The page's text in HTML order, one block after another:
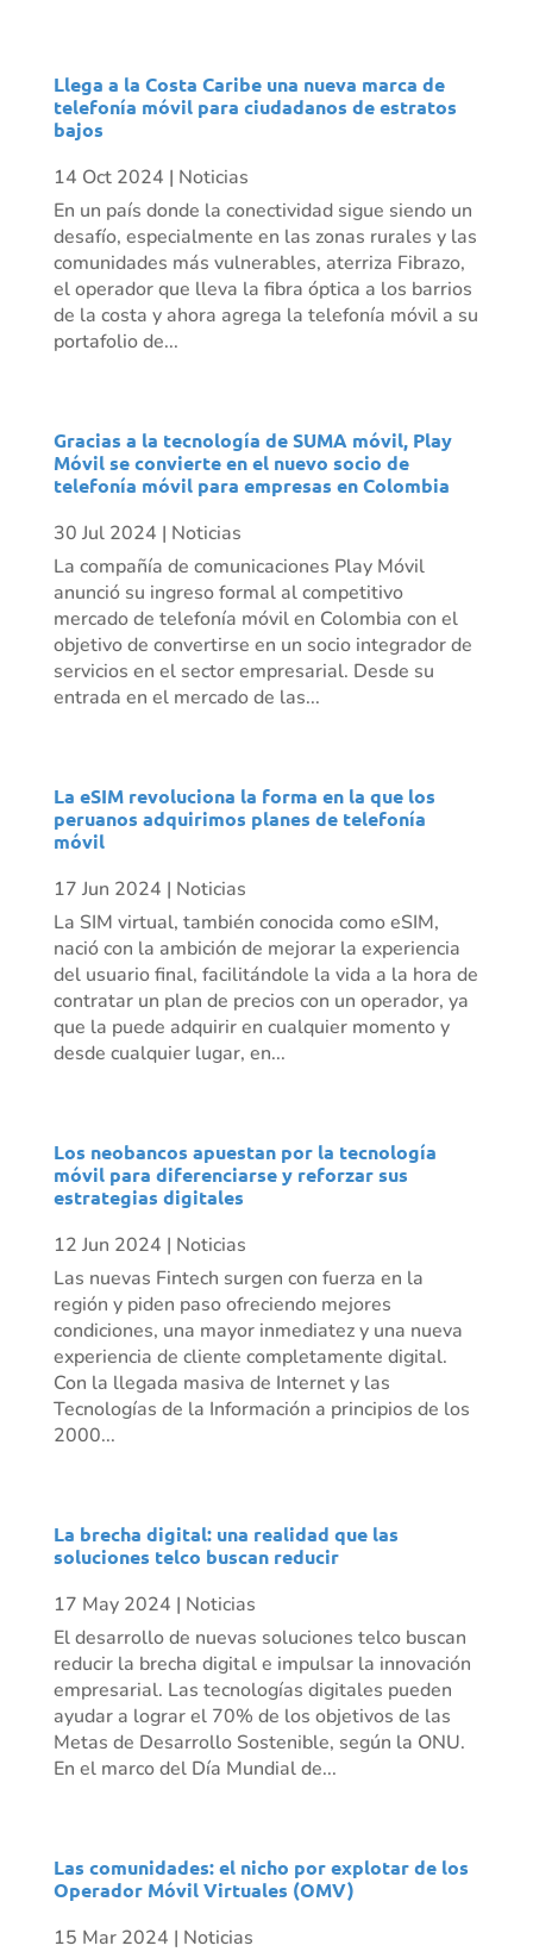
Llega a la Costa Caribe una nueva marca de
telefonía móvil para ciudadanos de estratos
bajos
14 Oct 2024 | Noticias
En un país donde la conectividad sigue siendo un
desafío, especialmente en las zonas rurales y las
comunidades más vulnerables, aterriza Fibrazo,
el operador que lleva la fibra óptica a los barrios
de la costa y ahora agrega la telefonía móvil a su
portafolio de...
Gracias a la tecnología de SUMA móvil, Play
Móvil se convierte en el nuevo socio de
telefonía móvil para empresas en Colombia
30 Jul 2024 | Noticias
La compañía de comunicaciones Play Móvil
anunció su ingreso formal al competitivo
mercado de telefonía móvil en Colombia con el
objetivo de convertirse en un socio integrador de
servicios en el sector empresarial. Desde su
entrada en el mercado de las...
La eSIM revoluciona la forma en la que los
peruanos adquirimos planes de telefonía
móvil
17 Jun 2024 | Noticias
La SIM virtual, también conocida como eSIM,
nació con la ambición de mejorar la experiencia
del usuario final, facilitándole la vida a la hora de
contratar un plan de precios con un operador, ya
que la puede adquirir en cualquier momento y
desde cualquier lugar, en...
Los neobancos apuestan por la tecnología
móvil para diferenciarse y reforzar sus
estrategias digitales
12 Jun 2024 | Noticias
Las nuevas Fintech surgen con fuerza en la
región y piden paso ofreciendo mejores
condiciones, una mayor inmediatez y una nueva
experiencia de cliente completamente digital.
Con la llegada masiva de Internet y las
Tecnologías de la Información a principios de los
2000...
La brecha digital: una realidad que las
soluciones telco buscan reducir
17 May 2024 | Noticias
El desarrollo de nuevas soluciones telco buscan
reducir la brecha digital e impulsar la innovación
empresarial. Las tecnologías digitales pueden
ayudar a lograr el 70% de los objetivos de las
Metas de Desarrollo Sostenible, según la ONU.
En el marco del Día Mundial de...
Las comunidades: el nicho por explotar de los
Operador Móvil Virtuales (OMV)
15 Mar 2024 | Noticias